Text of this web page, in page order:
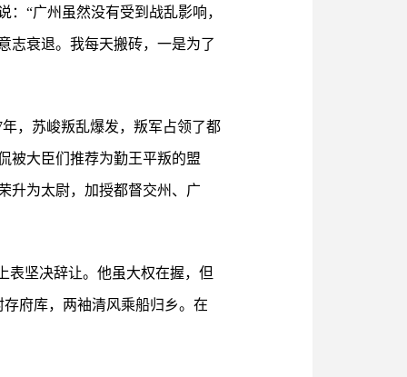
“广州虽然没有受到战乱影响，
志衰退。我每天搬砖，一是为了
，苏峻叛乱爆发，叛军占领了都
被大臣们推荐为勤王平叛的盟
升为太尉，加授都督交州、广
表坚决辞让。他虽大权在握，但
府库，两袖清风乘船归乡。在